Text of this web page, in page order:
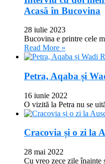
Acasă în Bucovina
28 iulie 2023
Bucovina e printre cele
Read More »
Petra, Aqaba și
16 iunie 2022
O vizită la Petra nu se
Cracovia și o zi la
28 mai 2022
Cu vreo zece zile